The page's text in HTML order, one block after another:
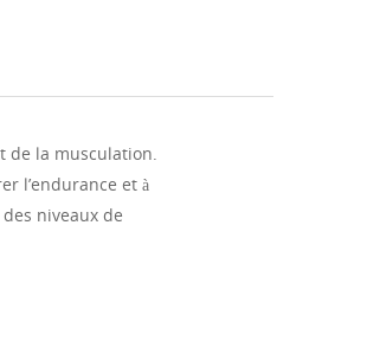
de la musculation.
l’endurance et à
niveaux de